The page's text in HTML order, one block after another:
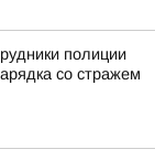
полиции
со стражем